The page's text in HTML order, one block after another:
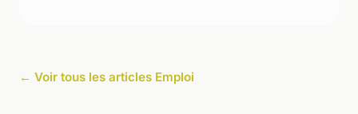
← Voir tous les articles Emploi